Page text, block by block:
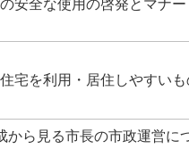
安全な使用の啓発とマナ
宅を利用・居住しやすい
から見る市長の市政運営に